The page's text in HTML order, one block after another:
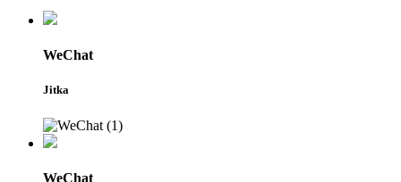
WeChat
Jitka
WeChat